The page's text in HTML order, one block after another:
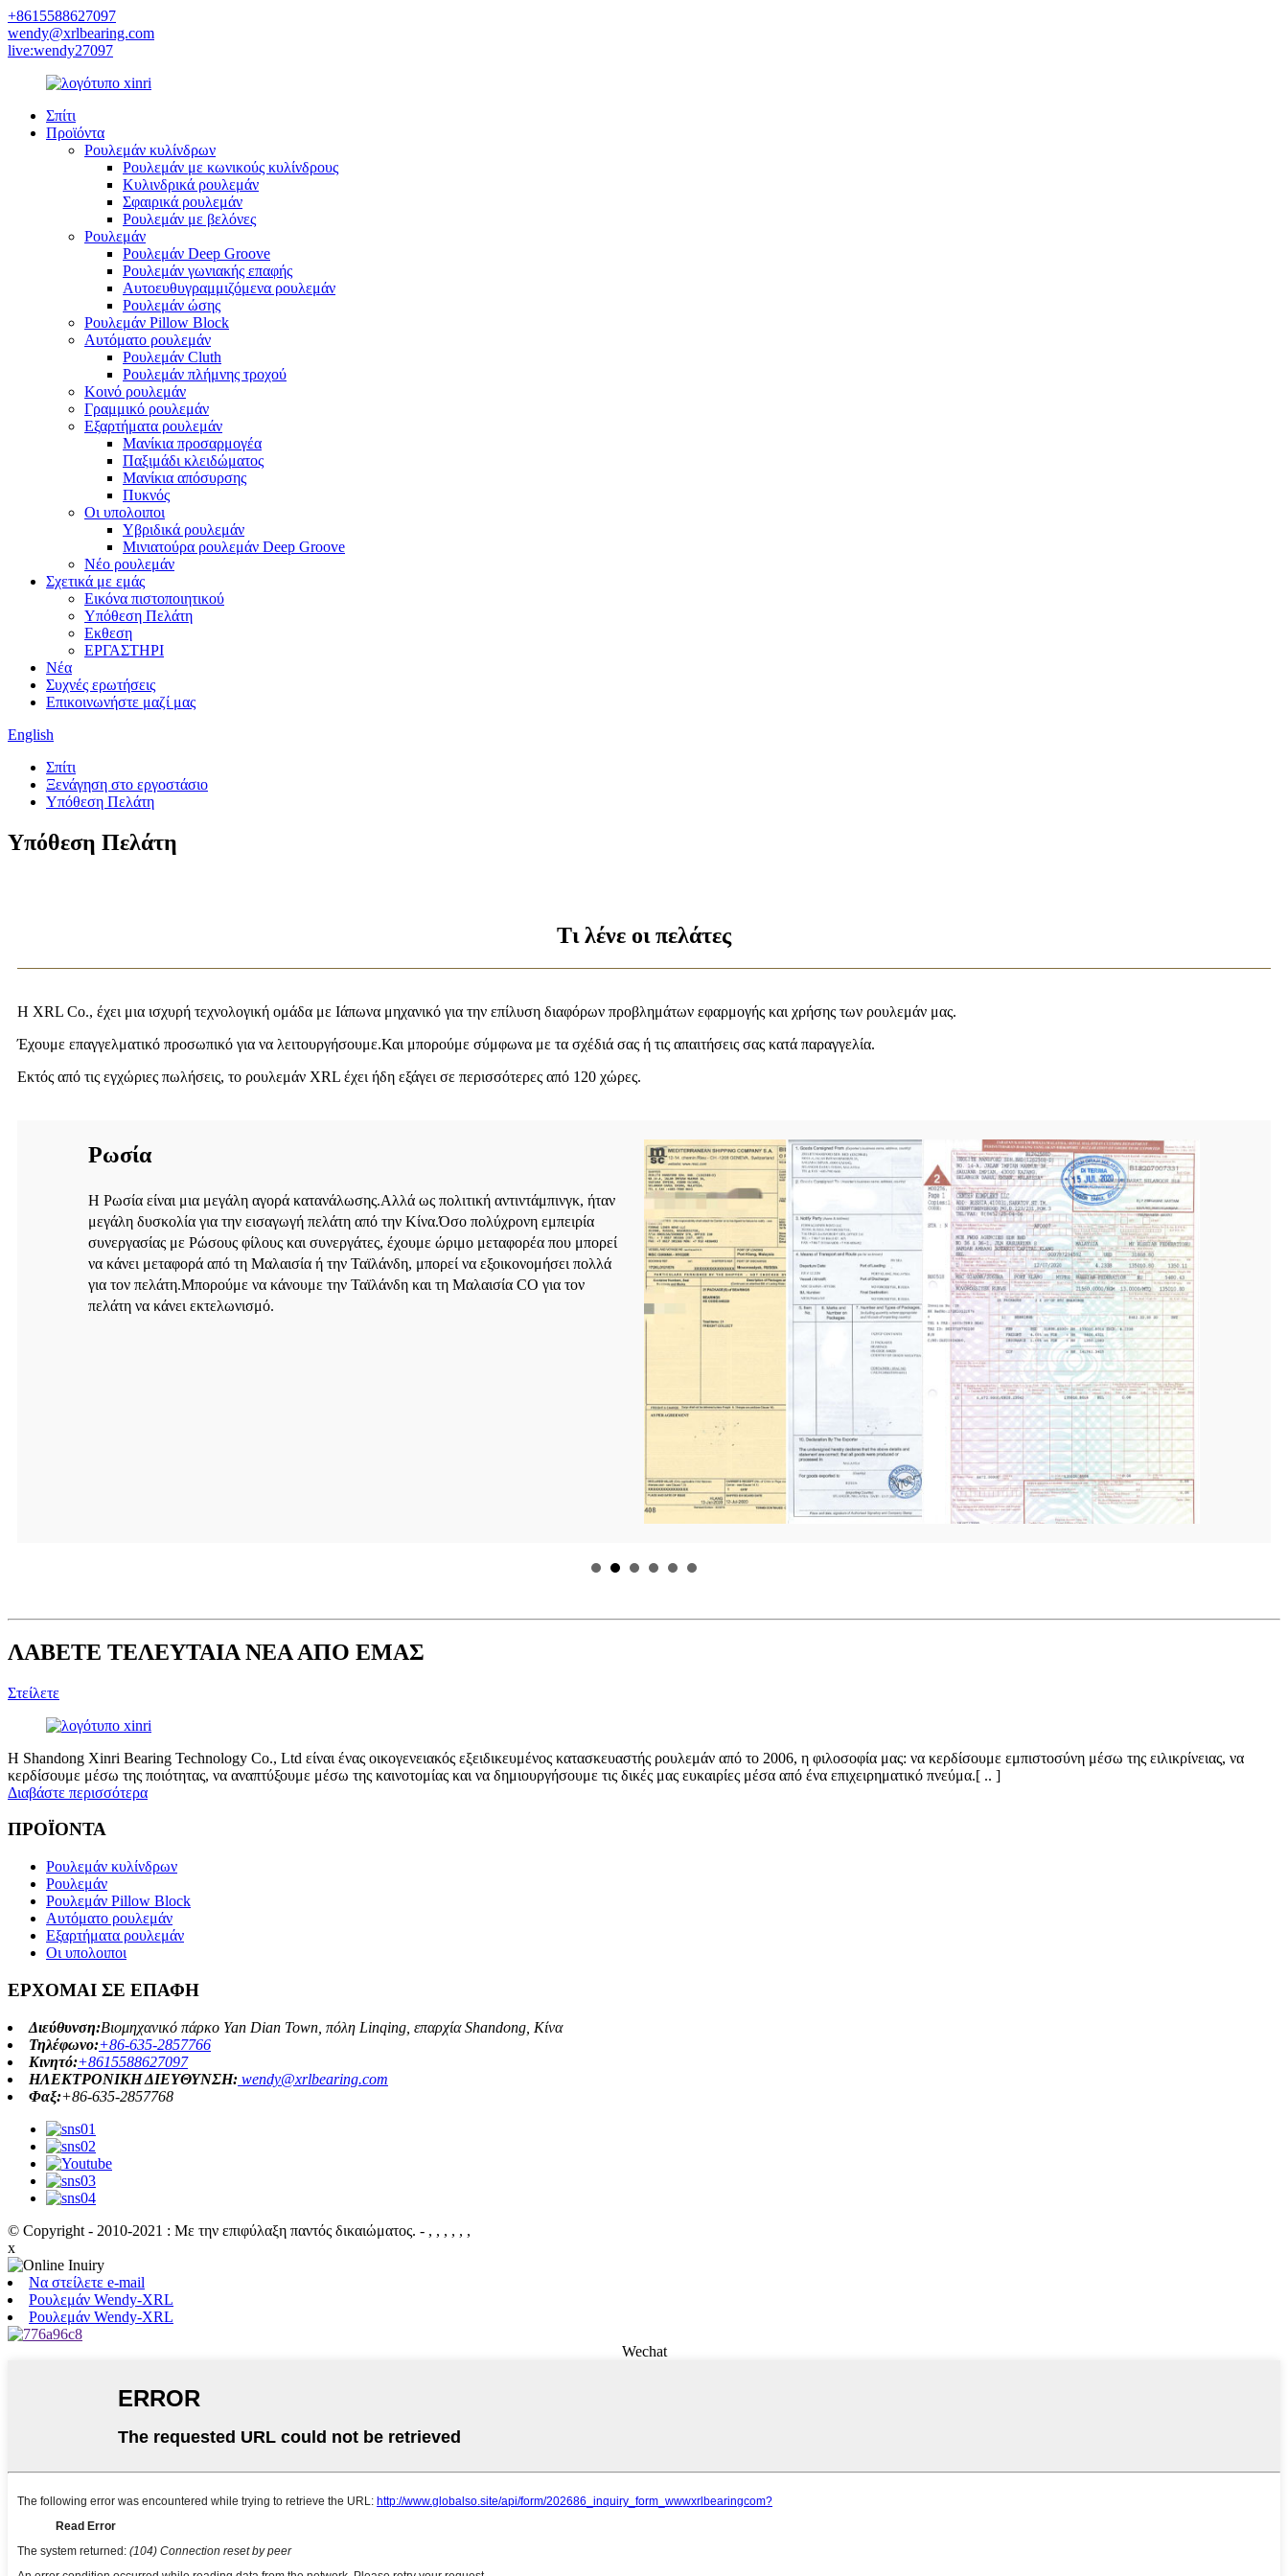
+8615588627097
wendy@xrlbearing.com
live:wendy27097
Σπίτι
Προϊόντα
Ρουλεμάν κυλίνδρων
Ρουλεμάν με κωνικούς κυλίνδρους
Κυλινδρικά ρουλεμάν
Σφαιρικά ρουλεμάν
Ρουλεμάν με βελόνες
Ρουλεμάν
Ρουλεμάν Deep Groove
Ρουλεμάν γωνιακής επαφής
Αυτοευθυγραμμιζόμενα ρουλεμάν
Ρουλεμάν ώσης
Ρουλεμάν Pillow Block
Αυτόματο ρουλεμάν
Ρουλεμάν Cluth
Ρουλεμάν πλήμνης τροχού
Κοινό ρουλεμάν
Γραμμικό ρουλεμάν
Εξαρτήματα ρουλεμάν
Μανίκια προσαρμογέα
Παξιμάδι κλειδώματος
Μανίκια απόσυρσης
Πυκνός
Οι υπολοιποι
Υβριδικά ρουλεμάν
Μινιατούρα ρουλεμάν Deep Groove
Νέο ρουλεμάν
Σχετικά με εμάς
Εικόνα πιστοποιητικού
Υπόθεση Πελάτη
Εκθεση
ΕΡΓΑΣΤΗΡΙ
Νέα
Συχνές ερωτήσεις
Επικοινωνήστε μαζί μας
English
Σπίτι
Ξενάγηση στο εργοστάσιο
Υπόθεση Πελάτη
Υπόθεση Πελάτη
Τι λένε οι πελάτες
Η XRL Co., έχει μια ισχυρή τεχνολογική ομάδα με Ιάπωνα μηχανικό για την επίλυση διαφόρων προβλημάτων εφαρμογής και χρήσης των ρουλεμάν μας.
Έχουμε επαγγελματικό προσωπικό για να λειτουργήσουμε.Και μπορούμε σύμφωνα με τα σχέδιά σας ή τις απαιτήσεις σας κατά παραγγελία.
Εκτός από τις εγχώριες πωλήσεις, το ρουλεμάν XRL έχει ήδη εξάγει σε περισσότερες από 120 χώρες.
Ρωσία
Η Ρωσία είναι μια μεγάλη αγορά κατανάλωσης.Αλλά ως πολιτική αντιντάμπινγκ, ήταν
μεγάλη δυσκολία για την εισαγωγή πελάτη από την Κίνα.Όσο πολύχρονη εμπειρία
συνεργασίας με Ρώσους φίλους και συνεργάτες, έχουμε ώριμο μεταφορέα που μπορεί
να κάνει μεταφορά από τη Μαλαισία ή την Ταϊλάνδη, μπορεί να εξοικονομήσει πολλά
για τον πελάτη.Μπορούμε να κάνουμε την Ταϊλάνδη και τη Μαλαισία CO για τον
πελάτη να κάνει εκτελωνισμό.
ΛΑΒΕΤΕ ΤΕΛΕΥΤΑΙΑ ΝΕΑ ΑΠΟ ΕΜΑΣ
Στείλετε
Η Shandong Xinri Bearing Technology Co., Ltd είναι ένας οικογενειακός εξειδικευμένος κατασκευαστής ρουλεμάν από το 2006, η φιλοσοφία μας: να κερδίσουμε εμπιστοσύνη μέσω της ειλικρίνειας, να
κερδίσουμε μέσω της ποιότητας, να αναπτύξουμε μέσω της καινοτομίας και να δημιουργήσουμε τις δικές μας ευκαιρίες μέσα από ένα επιχειρηματικό πνεύμα.[ .. ]
Διαβάστε περισσότερα
ΠΡΟΪΟΝΤΑ
Ρουλεμάν κυλίνδρων
Ρουλεμάν
Ρουλεμάν Pillow Block
Αυτόματο ρουλεμάν
Εξαρτήματα ρουλεμάν
Οι υπολοιποι
ΕΡΧΟΜΑΙ ΣΕ ΕΠΑΦΗ
Διεύθυνση:Βιομηχανικό πάρκο Yan Dian Town, πόλη Linqing, επαρχία Shandong, Κίνα
Τηλέφωνο:+86-635-2857766
Κινητό:+8615588627097
ΗΛΕΚΤΡΟΝΙΚΗ ΔΙΕΥΘΥΝΣΗ: wendy@xrlbearing.com
Φαξ:+86-635-2857768
© Copyright - 2010-2021 : Με την επιφύλαξη παντός δικαιώματος. - , , , , , ,
x
Να στείλετε e-mail
Ρουλεμάν Wendy-XRL
Ρουλεμάν Wendy-XRL
Wechat